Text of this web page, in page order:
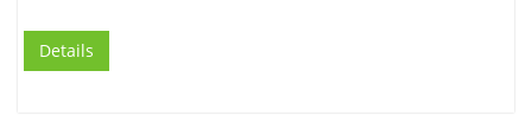
Details